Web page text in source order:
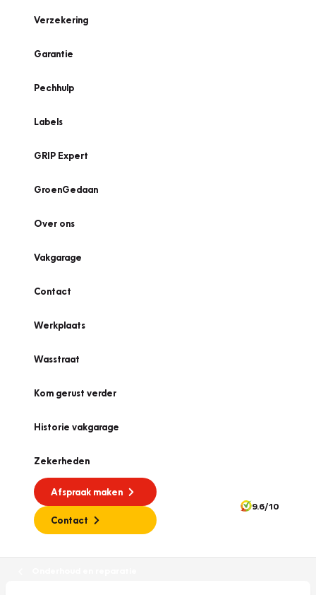
Verzekering
Garantie
Pechhulp
Labels
GRIP Expert
GroenGedaan
Over ons
Vakgarage
Contact
Werkplaats
Wasstraat
Kom gerust verder
Historie vakgarage
Zekerheden
Afspraak maken
Contact
9.6/10